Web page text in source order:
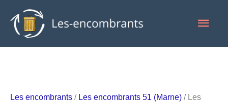
contenu
Les encombrants / Les encombrants 51 (Marne) / Les